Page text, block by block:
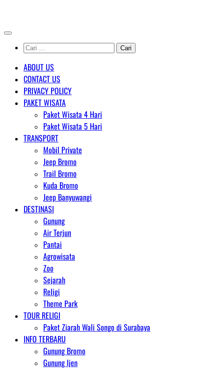
content
Cari
untuk:
ABOUT US
CONTACT US
PRIVACY POLICY
PAKET WISATA
Paket Wisata 4 Hari
Paket Wisata 5 Hari
TRANSPORT
Mobil Private
Jeep Bromo
Trail Bromo
Kuda Bromo
Jeep Banyuwangi
DESTINASI
Gunung
Air Terjun
Pantai
Agrowisata
Zoo
Sejarah
Religi
Theme Park
TOUR RELIGI
Paket Ziarah Wali Songo di Surabaya
INFO TERBARU
Gunung Bromo
Gunung Ijen